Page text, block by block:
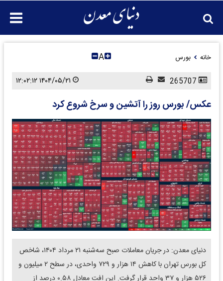
خانه بورس A
عکس/ بورس روز را آتشین و سرخ شروع کرد
دنیای معدن: در جریان معاملات صبح سه‌شنبه ۲۱ مرداد ۱۴۰۴، شاخص
کل بورس تهران با کاهش ۱۴ هزار و ۷۲۹ واحدی، در سطح ۲ میلیون و
۵۲۶ هزار و ۳۷ واحد قرار گرفت. این افت معادل ۰.۵۸ درصد از